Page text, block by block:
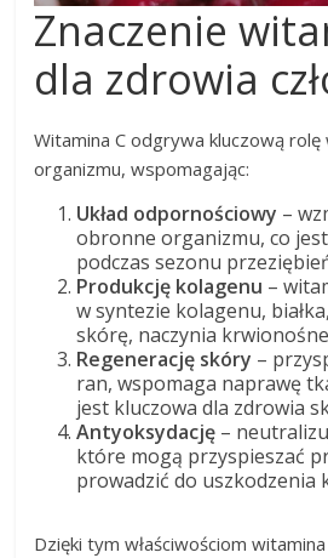
Znaczenie
dla zdrowia
Witamina C odgrywa kluczową rolę
organizmu, wspomagając:
Układ odpornościowy –
obronne organizmu, co
podczas sezonu
Produkcję kolagenu –
w syntezie kolagenu,
skórę, naczynia
Regenerację skóry –
ran, wspomaga naprawę
jest kluczowa dla zdrowia
Antyoksydację –
które mogą przyspieszać
prowadzić do uszkodzenia
Dzięki tym właściwościom